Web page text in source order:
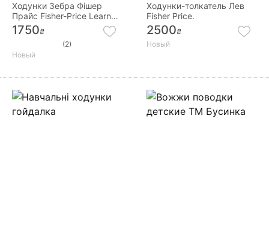
Ходунки Зебра Фішер
Прайс Fisher-Price Learn
with Me Zebra Walker
Зебра
1750₴
(2)
Новый
Ходунки-толкатель Лев
Fisher Price.
2500₴
Новый